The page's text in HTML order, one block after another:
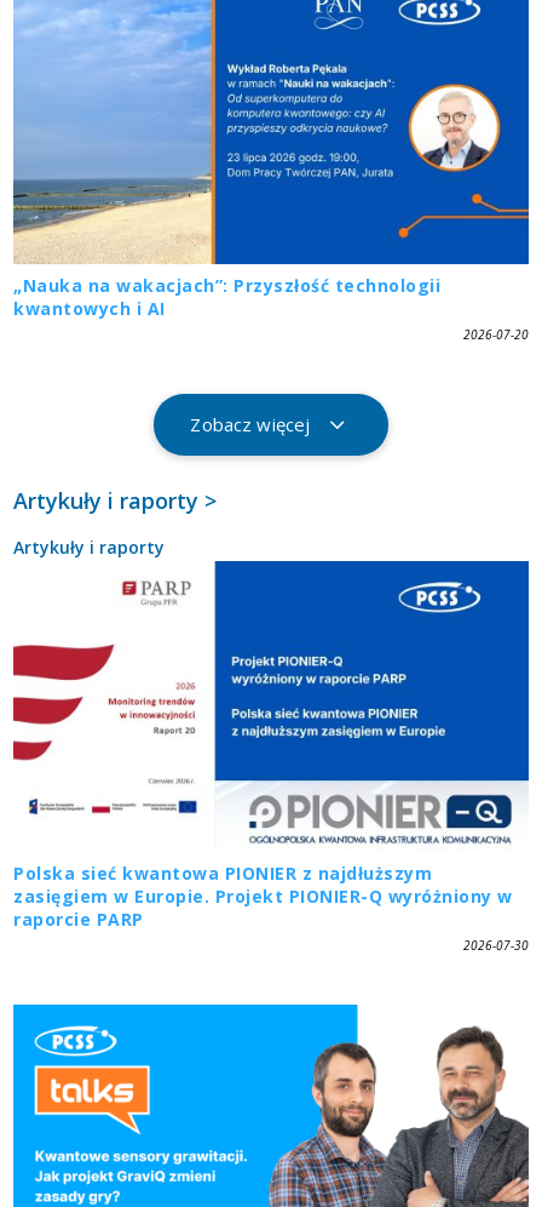
„Nauka na wakacjach”: Przyszłość technologii
kwantowych i AI
2026-07-20
Zobacz więcej
Artykuły i raporty >
Artykuły i raporty
Polska sieć kwantowa PIONIER z najdłuższym
zasięgiem w Europie. Projekt PIONIER-Q wyróżniony w
raporcie PARP
2026-07-30